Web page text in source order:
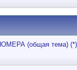
(общая тема) (*)